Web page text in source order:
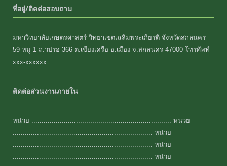
ที่อยู่/ติดต่อสอบถาม
มหาวิทยาลัยเกษตรศาสตร์ วิทยาเขตเฉลิมพระเกียรติ จังหวัดสกลนคร
59 หมู่ 1 ถ.วปรอ 366 ต.เชียงเครือ อ.เมือง จ.สกลนคร 47000 โทรศัพท์
xxx-xxxxxx
ติดต่อส่วนงานภายใน
หน่วย ..................................................................... หน่วย
..................................................................... หน่วย
..................................................................... หน่วย
..................................................................... หน่วย